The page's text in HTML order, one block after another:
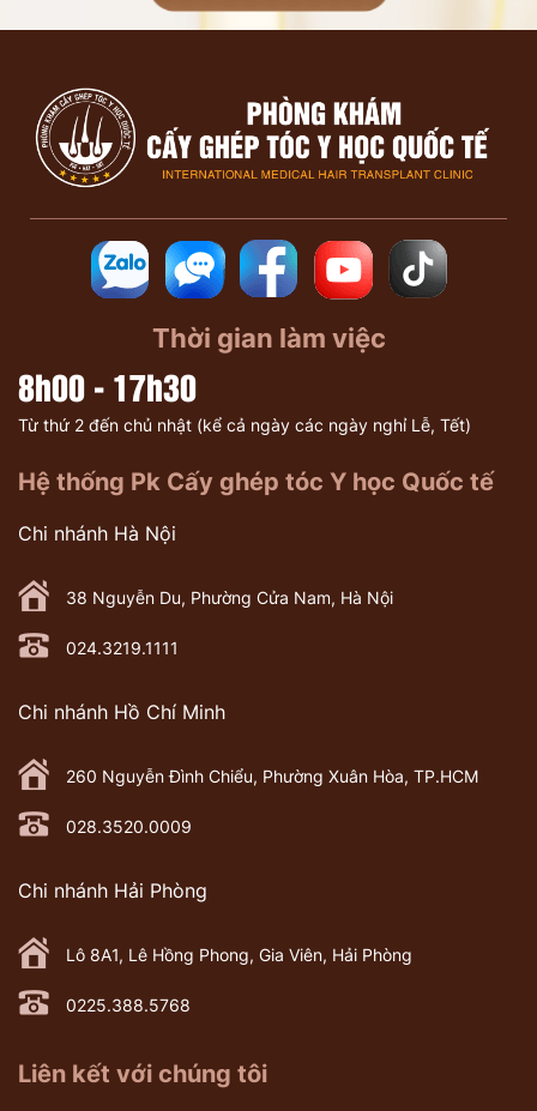
Thời gian làm việc
8h00 - 17h30
Từ thứ 2 đến chủ nhật (kể cả ngày các ngày nghỉ Lễ, Tết)
Hệ thống Pk Cấy ghép tóc Y học Quốc tế
Chi nhánh Hà Nội
38 Nguyễn Du, Phường Cửa Nam, Hà Nội
024.3219.1111
Chi nhánh Hồ Chí Minh
260 Nguyễn Đình Chiểu, Phường Xuân Hòa, TP.HCM
028.3520.0009
Chi nhánh Hải Phòng
Lô 8A1, Lê Hồng Phong, Gia Viên, Hải Phòng
0225.388.5768
Liên kết với chúng tôi